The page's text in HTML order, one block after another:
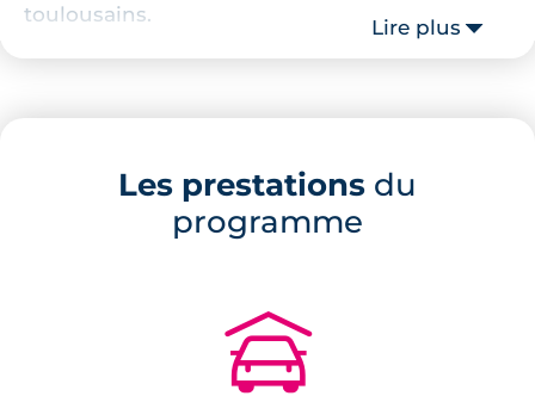
toulousains.
La commune est également pourvue des
infrastructures culturelles, sportives et
Le groupe scolaire de la maternelle au
primaire est à 5 minutes de marche. Pour les
Lire plus
Les prestations du
programme
🚗